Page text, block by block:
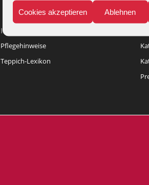
Cookies akzeptieren Ablehnen
INFO
Pflegehinweise
Teppich-Lexikon